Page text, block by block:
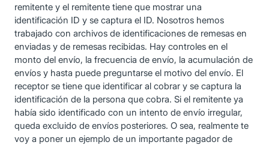
remitente y el remitente tiene que mostrar una
identificación ID y se captura el ID. Nosotros hemos
trabajado con archivos de identificaciones de remesas en
enviadas y de remesas recibidas. Hay controles en el
monto del envío, la frecuencia de envío, la acumulación de
envíos y hasta puede preguntarse el motivo del envío. El
receptor se tiene que identificar al cobrar y se captura la
identificación de la persona que cobra. Si el remitente ya
había sido identificado con un intento de envío irregular,
queda excluido de envíos posteriores. O sea, realmente te
voy a poner un ejemplo de un importante pagador de